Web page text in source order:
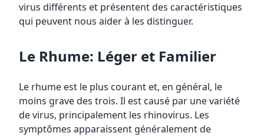
virus différents et présentent des caractéristiques
qui peuvent nous aider à les distinguer.
Le Rhume: Léger et Familier
Le rhume est le plus courant et, en général, le
moins grave des trois. Il est causé par une variété
de virus, principalement les rhinovirus. Les
symptômes apparaissent généralement de